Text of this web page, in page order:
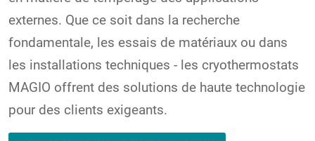
externes. Que ce soit dans la recherche
fondamentale, les essais de matériaux ou dans
les installations techniques - les cryothermostats
MAGIO offrent des solutions de haute technologie
pour des clients exigeants.